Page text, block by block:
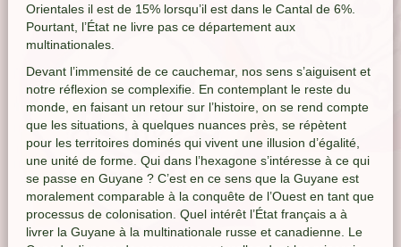
Orientales il est de 15% lorsqu’il est dans le Cantal de 6%.
Pourtant, l’État ne livre pas ce département aux
multinationales.
Devant l’immensité de ce cauchemar, nos sens s’aiguisent et
notre réflexion se complexifie. En contemplant le reste du
monde, en faisant un retour sur l’histoire, on se rend compte
que les situations, à quelques nuances près, se répètent
pour les territoires dominés qui vivent une illusion d’égalité,
une unité de forme. Qui dans l’hexagone s’intéresse à ce qui
se passe en Guyane ? C’est en ce sens que la Guyane est
moralement comparable à la conquête de l’Ouest en tant que
processus de colonisation. Quel intérêt l’État français a à
livrer la Guyane à la multinationale russe et canadienne. Le